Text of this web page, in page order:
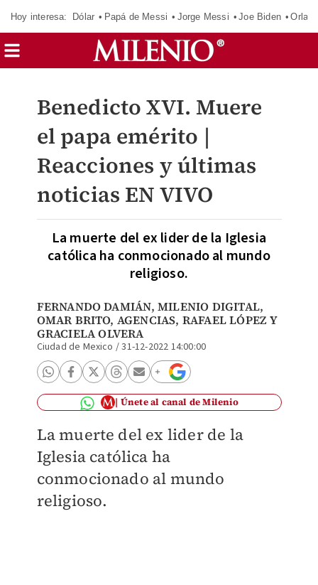
Hoy interesa: Dólar Papá de Messi Jorge Messi Joe Biden
Benedicto XVI. Muere
el papa emérito |
Reacciones y últimas
noticias EN VIVO
La muerte del ex lider de la Iglesia
católica ha conmocionado al mundo
religioso.
FERNANDO DAMIÁN, MILENIO DIGITAL,
OMAR BRITO, AGENCIAS, RAFAEL LÓPEZ Y
GRACIELA OLVERA
Ciudad de Mexico /31-12-2022 14:00:00
Únete al canal de Milenio
La muerte del ex lider de la
Iglesia católica ha
conmocionado al mundo
religioso.